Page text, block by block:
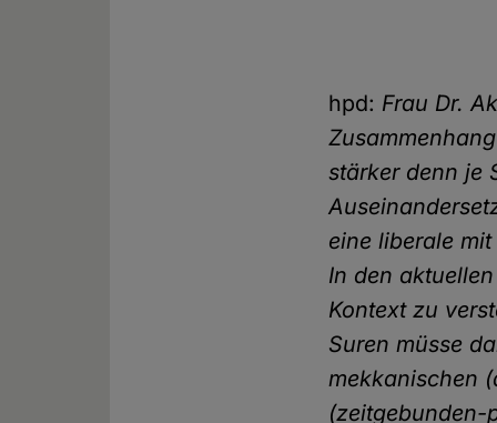
hpd: Frau Dr.
stärker denn je
eine liberale
In den
Kontext zu
Suren müsse
mekkanischen
(zeitgebunden-